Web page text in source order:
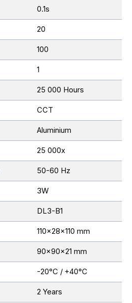
0.1s
20
100
1
25 000 Hours
CCT
Aluminium
25 000x
50-60 Hz
3W
DL3-B1
110x28x110 mm
90x90x21 mm
-20°C / +40°C
2 Years